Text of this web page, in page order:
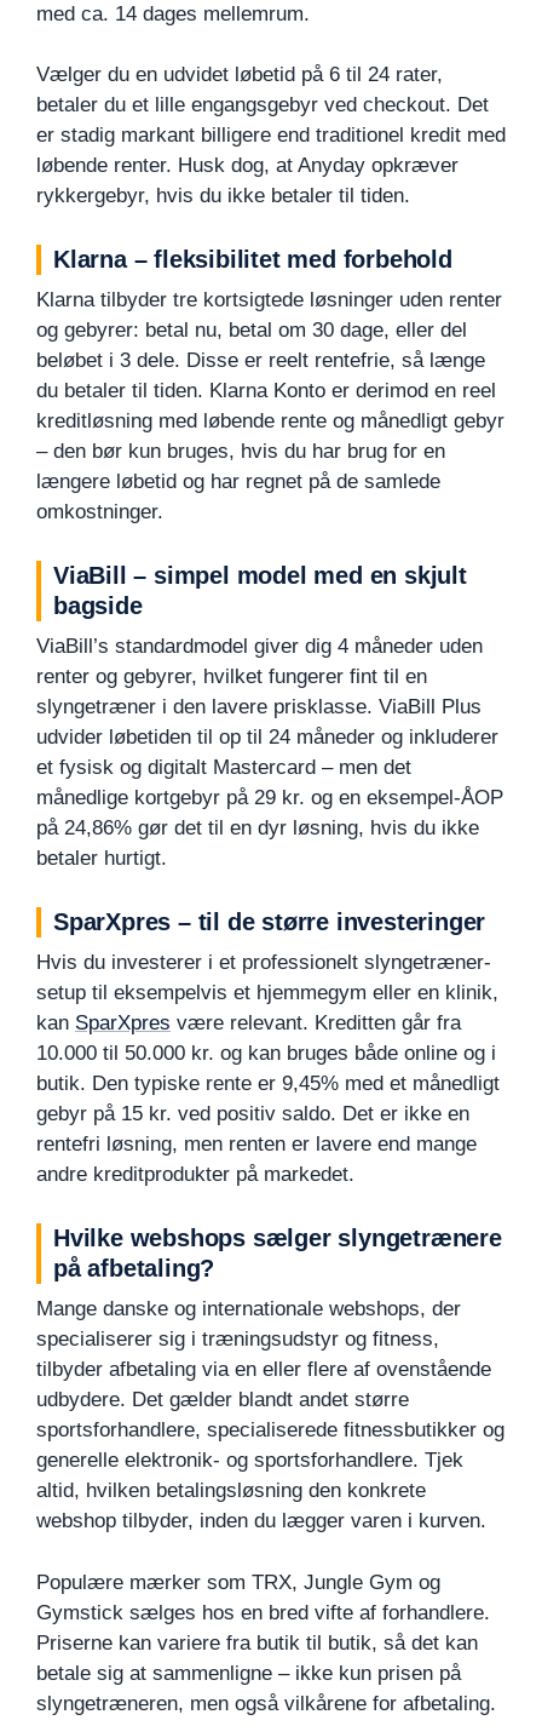
med ca. 14 dages mellemrum.
Vælger du en udvidet løbetid på 6 til 24 rater,
betaler du et lille engangsgebyr ved checkout. Det
er stadig markant billigere end traditionel kredit med
løbende renter. Husk dog, at Anyday opkræver
rykkergebyr, hvis du ikke betaler til tiden.
Klarna – fleksibilitet med forbehold
Klarna tilbyder tre kortsigtede løsninger uden renter
og gebyrer: betal nu, betal om 30 dage, eller del
beløbet i 3 dele. Disse er reelt rentefrie, så længe
du betaler til tiden. Klarna Konto er derimod en reel
kreditløsning med løbende rente og månedligt gebyr
– den bør kun bruges, hvis du har brug for en
længere løbetid og har regnet på de samlede
omkostninger.
ViaBill – simpel model med en skjult
bagside
ViaBill’s standardmodel giver dig 4 måneder uden
renter og gebyrer, hvilket fungerer fint til en
slyngetræner i den lavere prisklasse. ViaBill Plus
udvider løbetiden til op til 24 måneder og inkluderer
et fysisk og digitalt Mastercard – men det
månedlige kortgebyr på 29 kr. og en eksempel-ÅOP
på 24,86% gør det til en dyr løsning, hvis du ikke
betaler hurtigt.
SparXpres – til de større investeringer
Hvis du investerer i et professionelt slyngetræner-
setup til eksempelvis et hjemmegym eller en klinik,
kan SparXpres være relevant. Kreditten går fra
10.000 til 50.000 kr. og kan bruges både online og i
butik. Den typiske rente er 9,45% med et månedligt
gebyr på 15 kr. ved positiv saldo. Det er ikke en
rentefri løsning, men renten er lavere end mange
andre kreditprodukter på markedet.
Hvilke webshops sælger slyngetrænere
på afbetaling?
Mange danske og internationale webshops, der
specialiserer sig i træningsudstyr og fitness,
tilbyder afbetaling via en eller flere af ovenstående
udbydere. Det gælder blandt andet større
sportsforhandlere, specialiserede fitnessbutikker og
generelle elektronik- og sportsforhandlere. Tjek
altid, hvilken betalingsløsning den konkrete
webshop tilbyder, inden du lægger varen i kurven.
Populære mærker som TRX, Jungle Gym og
Gymstick sælges hos en bred vifte af forhandlere.
Priserne kan variere fra butik til butik, så det kan
betale sig at sammenligne – ikke kun prisen på
slyngetræneren, men også vilkårene for afbetaling.